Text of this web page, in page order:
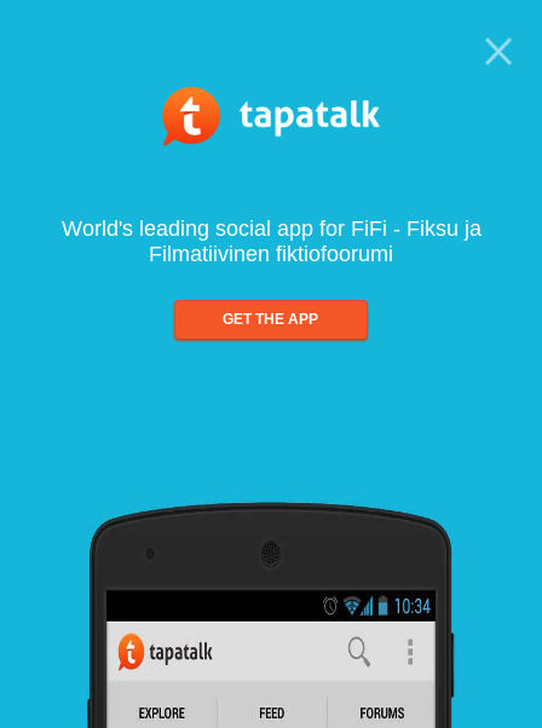
World's leading social app for FiFi - Fiksu ja
Filmatiivinen fiktiofoorumi
GET THE APP